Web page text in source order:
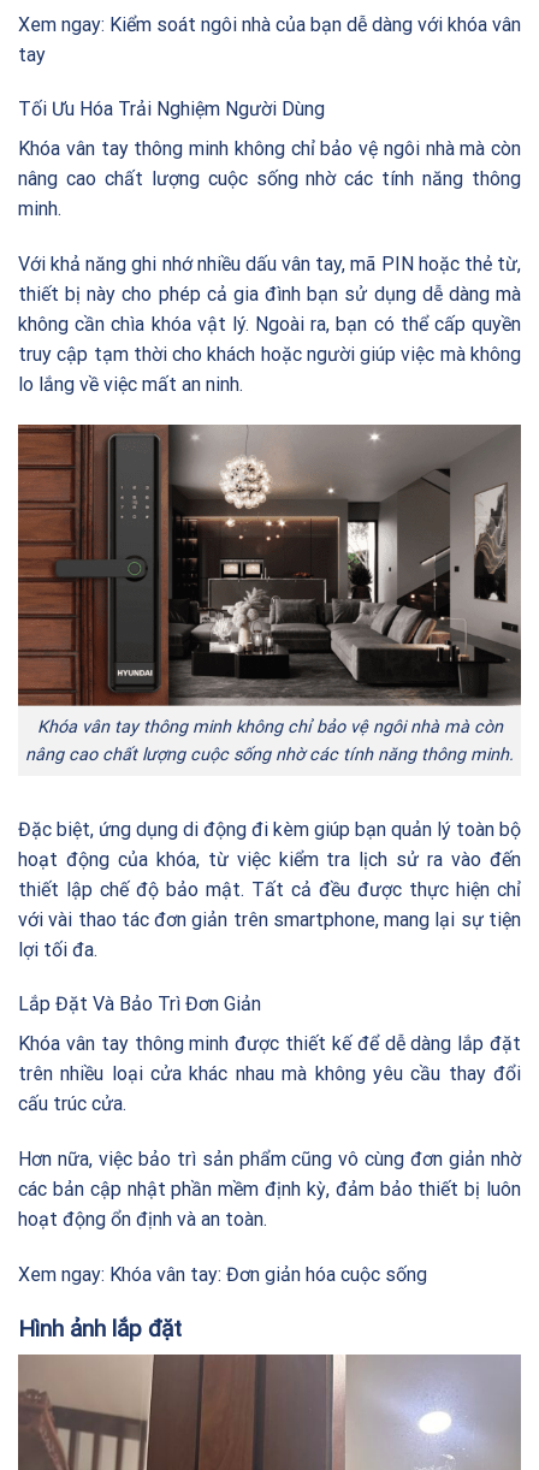
Xem ngay: Kiểm soát ngôi nhà của bạn dễ dàng với khóa vân
tay
Tối Ưu Hóa Trải Nghiệm Người Dùng
Khóa vân tay thông minh không chỉ bảo vệ ngôi nhà mà còn
nâng cao chất lượng cuộc sống nhờ các tính năng thông
minh.
Với khả năng ghi nhớ nhiều dấu vân tay, mã PIN hoặc thẻ từ,
thiết bị này cho phép cả gia đình bạn sử dụng dễ dàng mà
không cần chìa khóa vật lý. Ngoài ra, bạn có thể cấp quyền
truy cập tạm thời cho khách hoặc người giúp việc mà không
lo lắng về việc mất an ninh.
Khóa vân tay thông minh không chỉ bảo vệ ngôi nhà mà còn
nâng cao chất lượng cuộc sống nhờ các tính năng thông minh.
Đặc biệt, ứng dụng di động đi kèm giúp bạn quản lý toàn bộ
hoạt động của khóa, từ việc kiểm tra lịch sử ra vào đến
thiết lập chế độ bảo mật. Tất cả đều được thực hiện chỉ
với vài thao tác đơn giản trên smartphone, mang lại sự tiện
lợi tối đa.
Lắp Đặt Và Bảo Trì Đơn Giản
Khóa vân tay thông minh được thiết kế để dễ dàng lắp đặt
trên nhiều loại cửa khác nhau mà không yêu cầu thay đổi
cấu trúc cửa.
Hơn nữa, việc bảo trì sản phẩm cũng vô cùng đơn giản nhờ
các bản cập nhật phần mềm định kỳ, đảm bảo thiết bị luôn
hoạt động ổn định và an toàn.
Xem ngay: Khóa vân tay: Đơn giản hóa cuộc sống
Hình ảnh lắp đặt